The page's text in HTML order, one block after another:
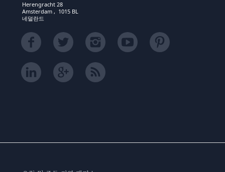
Herengracht 28
Amsterdam , 1015 BL
네덜란드